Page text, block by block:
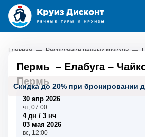
Главная — Расписание речных круизов —
Скидка до 20% при бронировании
Пермь – Елабуга–
Пермь
30 апр 2026
чт, 07:00
4 дн / 3 нч
03 мая 2026
вс, 12:00